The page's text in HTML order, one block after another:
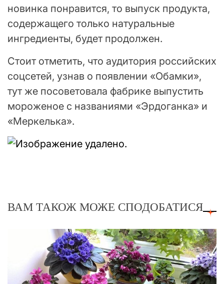
новинка понравится, то выпуск продукта,
содержащего только натуральные
ингредиенты, будет продолжен.
Стоит отметить, что аудитория российских
соцсетей, узнав о появлении «Обамки»,
тут же посоветовала фабрике выпустить
мороженое с названиями «Эрдоганка» и
«Меркелька».
ВАМ ТАКОЖ МОЖЕ СПОДОБАТИСЯ